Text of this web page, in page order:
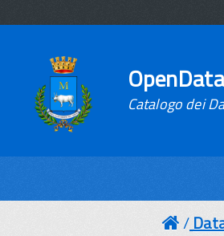
Catalogo dei